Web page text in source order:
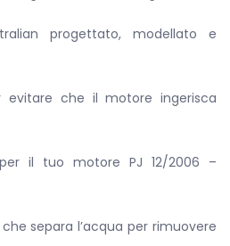
è:
€380,00.progettato, modellato e
evitare che il motore ingerisca
il tuo motore PJ 12/2006 –
separa l’acqua per rimuovere